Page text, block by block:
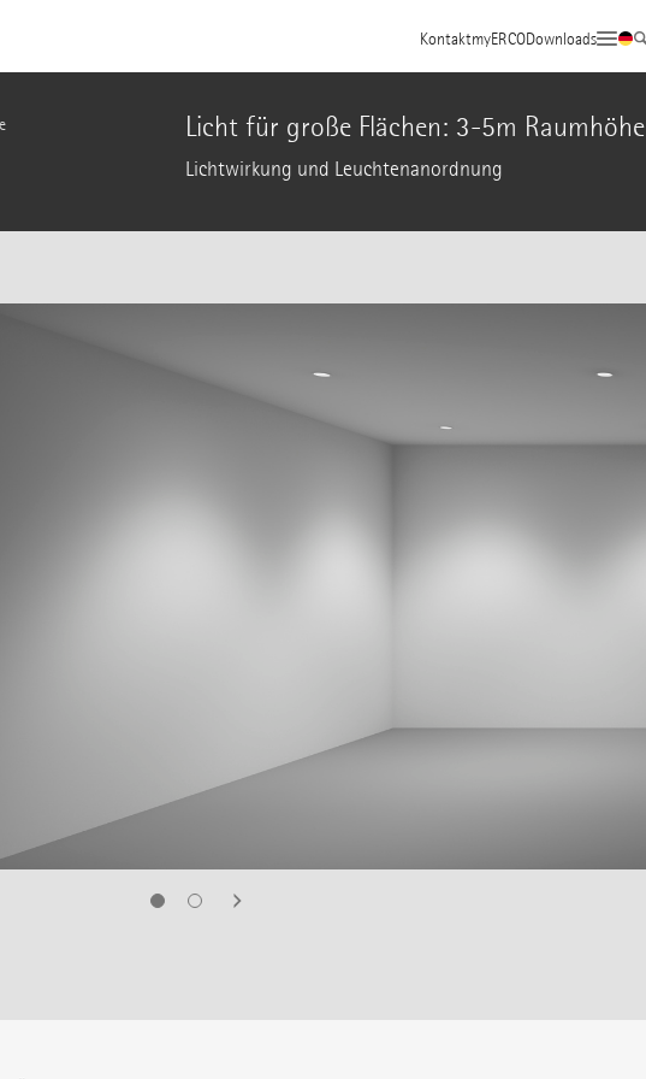
KontaktmyERCODownloads
Licht für große Flächen: 3-5m Raumhöhe
Lichtwirkung und Leuchtenanordnung